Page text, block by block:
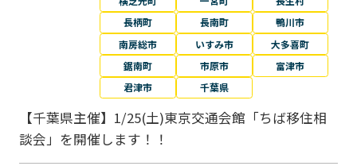
長柄町
長南町
鴨川市
南房総市
いすみ市
大多喜町
鋸南町
市原市
富津市
君津市
千葉県
【千葉県主催】1/25(土)東京交通会館「ちば移住相
談会」を開催します！！